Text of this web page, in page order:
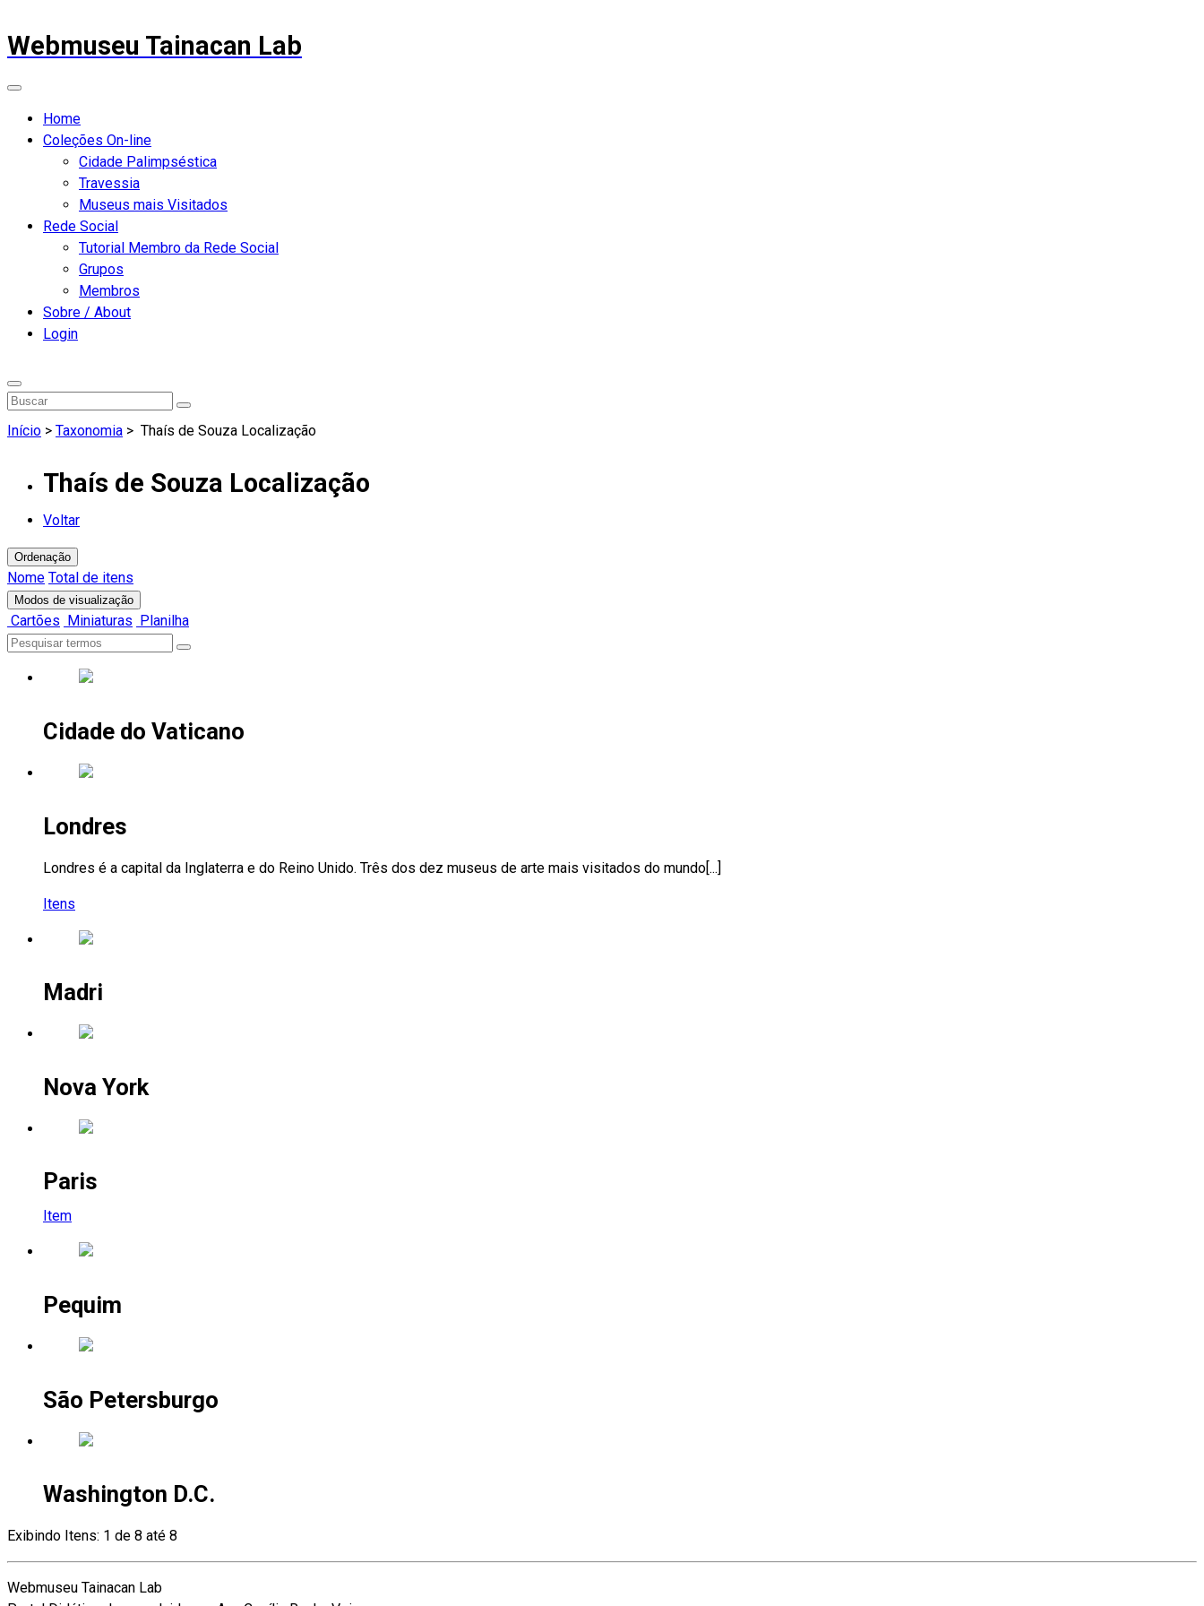
Webmuseu Tainacan Lab
Home
Coleções On-line
Cidade Palimpséstica
Travessia
Museus mais Visitados
Rede Social
Tutorial Membro da Rede Social
Grupos
Membros
Sobre / About
Login
Início > Taxonomia > Thaís de Souza Localização
Thaís de Souza Localização
Voltar
Ordenação
Nome Total de itens
Modos de visualização
Cartões Miniaturas Planilha
Cidade do Vaticano
Londres
Londres é a capital da Inglaterra e do Reino Unido. Três dos dez museus de arte mais visitados do mundo[...]
Itens
Madri
Nova York
Paris
Item
Pequim
São Petersburgo
Washington D.C.
Exibindo Itens: 1 de 8 até 8
Webmuseu Tainacan Lab